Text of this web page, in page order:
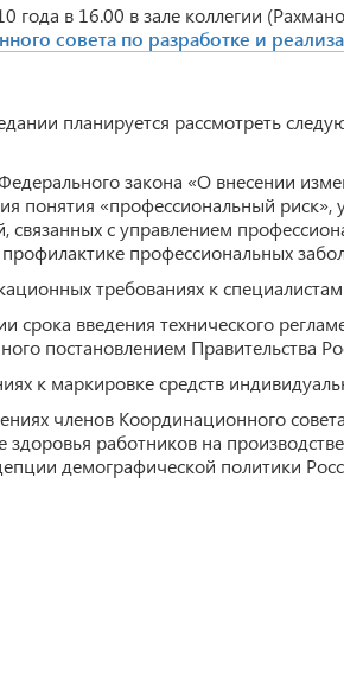
года в 16.00 в зале коллегии
совета по разработке и
планируется рассмотреть
закона «О внесении
понятия «профессиональный риск»,
связанных с управлением
профессиональных
требованиях к
срока введения технического
постановлением Правительства
к маркировке средств
членов Координационного
здоровья работников на
демографической политики